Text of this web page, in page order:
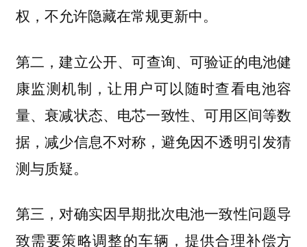
权，不允许隐藏在常规更新中。
第二，建立公开、可查询、可验证的电池健
康监测机制 ，让用户可以随时查看电池容
量、衰减状态、电芯一致性、可用区间等数
据，减少信息不对称，避免因不透明引发猜
测与质疑。
第三，对确实因早期批次电池一致性问题导
致需要策略调整的车辆，提供合理补偿方